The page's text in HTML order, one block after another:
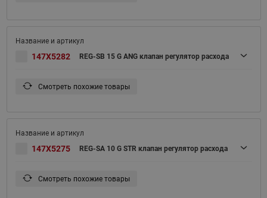
147X5282 REG-SB 15 G ANG клапан регулятор расхода
Смотреть похожие товары
147X5275 REG-SA 10 G STR клапан регулятор расхода
Смотреть похожие товары